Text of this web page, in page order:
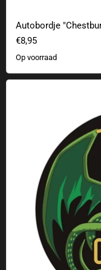
Autobordje
€8,95
Op voorraad